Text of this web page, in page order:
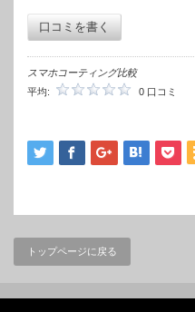
口コミを書く
スマホコーティング比較
平均:
0 口コミ
トップページに戻る